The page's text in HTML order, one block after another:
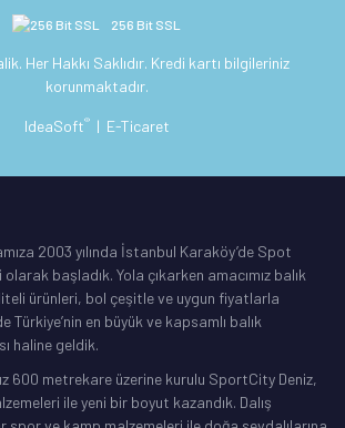
256 Bit SSL
Her Hakkı Saklıdır. Kredi kartı bilgileriniz
korunmaktadır.
IdeaSoft® | E-Ticaret
2003 yılında İstanbul Karaköy’de Spot
olarak başladık. Yola çıkarken amacımız balık
ürünleri, bol çeşitle ve uygun fiyatlarla
Türkiye’nin en büyük ve kapsamlı balık
haline geldik.
600 metrekare üzerine kurulu SportCity Deniz,
ile yeni bir boyut kazandık. Dalış